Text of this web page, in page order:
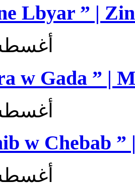
Lbyar ” |
1
w Gada ” |
1 أغسطس,
w Chebab
1